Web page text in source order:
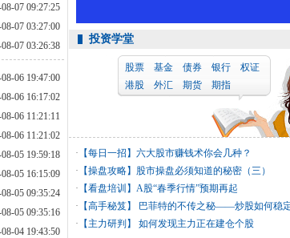
07 09:27:25
07 03:27:00
07 03:26:38
06 19:47:00
06 16:17:02
06 11:21:11
06 11:21:02
05 19:59:18
05 16:15:09
05 09:35:24
05 09:35:16
04 19:43:50
投资学堂
股票 基金 债券 银行
权证
港股
外汇 期货 期指
· 【每日一招】 六大股市赚钱术你会几种？
· 【操盘攻略】 股市操盘必须知道的秘密（三）
· 【看盘培训】 A股“春季行情”预期再起
· 【高手秘笈】
巴菲特的不传之秘——炒股如何稳
利
· 【主力研判】 如何发现主力正在建仓个股